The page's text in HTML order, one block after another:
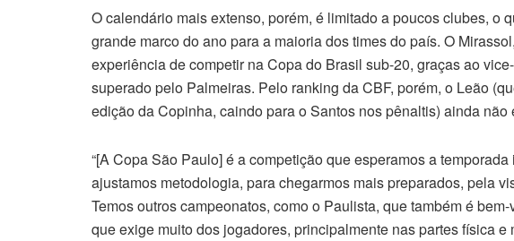
O calendário mais extenso, porém, é limitado a poucos clubes, o
grande marco do ano para a maioria dos times do país. O
experiência de competir na Copa do Brasil sub-20, graças ao
superado pelo Palmeiras. Pelo ranking da CBF, porém, o Leão
edição da Copinha, caindo para o Santos nos pênaltis) ainda
“[A Copa São Paulo] é a competição que esperamos a
ajustamos metodologia, para chegarmos mais preparados, pela
Temos outros campeonatos, como o Paulista, que também é
que exige muito dos jogadores, principalmente nas partes física e